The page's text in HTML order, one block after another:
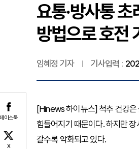
이스북
X
요통·방사통
방법으로 호전
임혜정 기자 기사입력 :
[Hinews 하이뉴스] 척추 건강은
힘들어지기 때문이다. 하지만
갈수록 악화되고 있다.